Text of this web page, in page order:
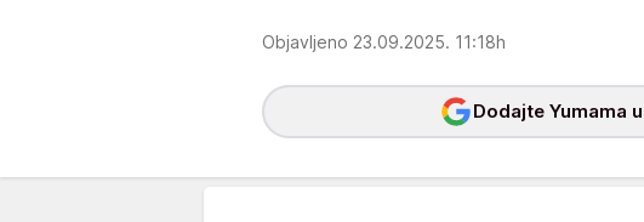
Objavljeno 23.09.2025. 11:18h
Dodajte Yumama